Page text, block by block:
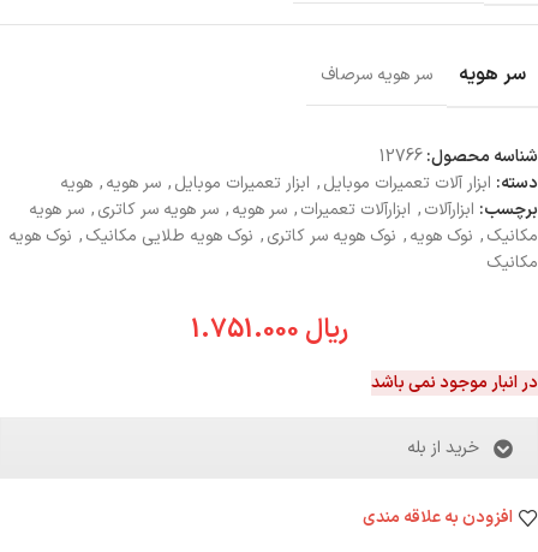
سر هویه سر هویه سرصاف
شناسه محصول:12766
دسته: ابزار آلات تعمیرات موبایل, ابزار تعمیرات موبایل, سر هویه, هویه
برچسب: ابزارآلات, ابزارآلات تعمیرات, سر هویه, سر هویه سر کاتری, سر هویه
مکانیک, نوک هویه, نوک هویه سر کاتری, نوک هویه طلایی مکانیک, نوک هویه
مکانیک
ریال
در انبار موجود نمی باشد
خرید از بله
افزودن به علاقه مندی